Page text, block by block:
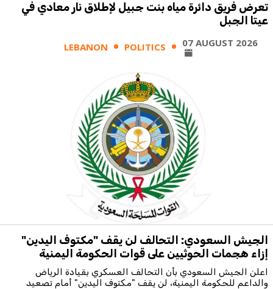
تعرض فريق دائرة مياه بنت جبيل لإطلاق نار معادي في
عيتا الجبل
LEBANON POLITICS 07 AUGUST 2026
الجيش السعودي: التحالف لن يقف "مكتوف اليدين"
إزاء هجمات الحوثيين على قوات الحكومة اليمنية
اعلن الجيش السعودي بأن التحالف العسكري بقيادة الرياض
والداعم للحكومة اليمنية، لن يقف "مكتوف اليدين" أمام تصعيد